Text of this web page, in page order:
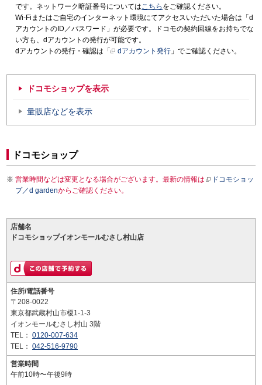
です。ネットワーク暗証番号についてはこちら をご確認ください。
Wi-Fiまたはご自宅のインターネット環境にてアクセスいただいた場合は「d
アカウントのID／パスワード」が必要です。ドコモの契約回線をお持ちでな
い方も、dアカウントの発行が可能です。
dアカウントの発行・確認は「
dアカウント発行 」でご確認ください。
ドコモショップを表示
量販店などを表示
ドコモショップ
営業時間などは変更となる場合がございます。最新の情報は
ドコモショッ
プ／d gardenからご確認ください。
店舗名
ドコモショップイオンモールむさし村山店
住所/電話番号
〒208-0022
東京都武蔵村山市榎1-1-3
イオンモールむさし村山 3階
TEL： 0120-007-634
TEL： 042-516-9790
営業時間
午前10時〜午後9時